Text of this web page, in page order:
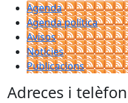
Agenda
Agenda política
Avisos
Notícies
Publicacions
Adreces i